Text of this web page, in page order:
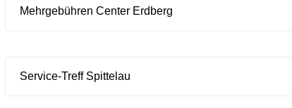
Mehrgebühren Center Erdberg
Service-Treff Spittelau